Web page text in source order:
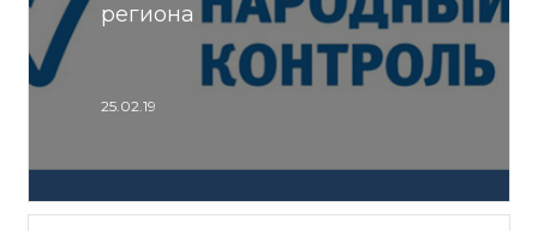
региона
25.02.19